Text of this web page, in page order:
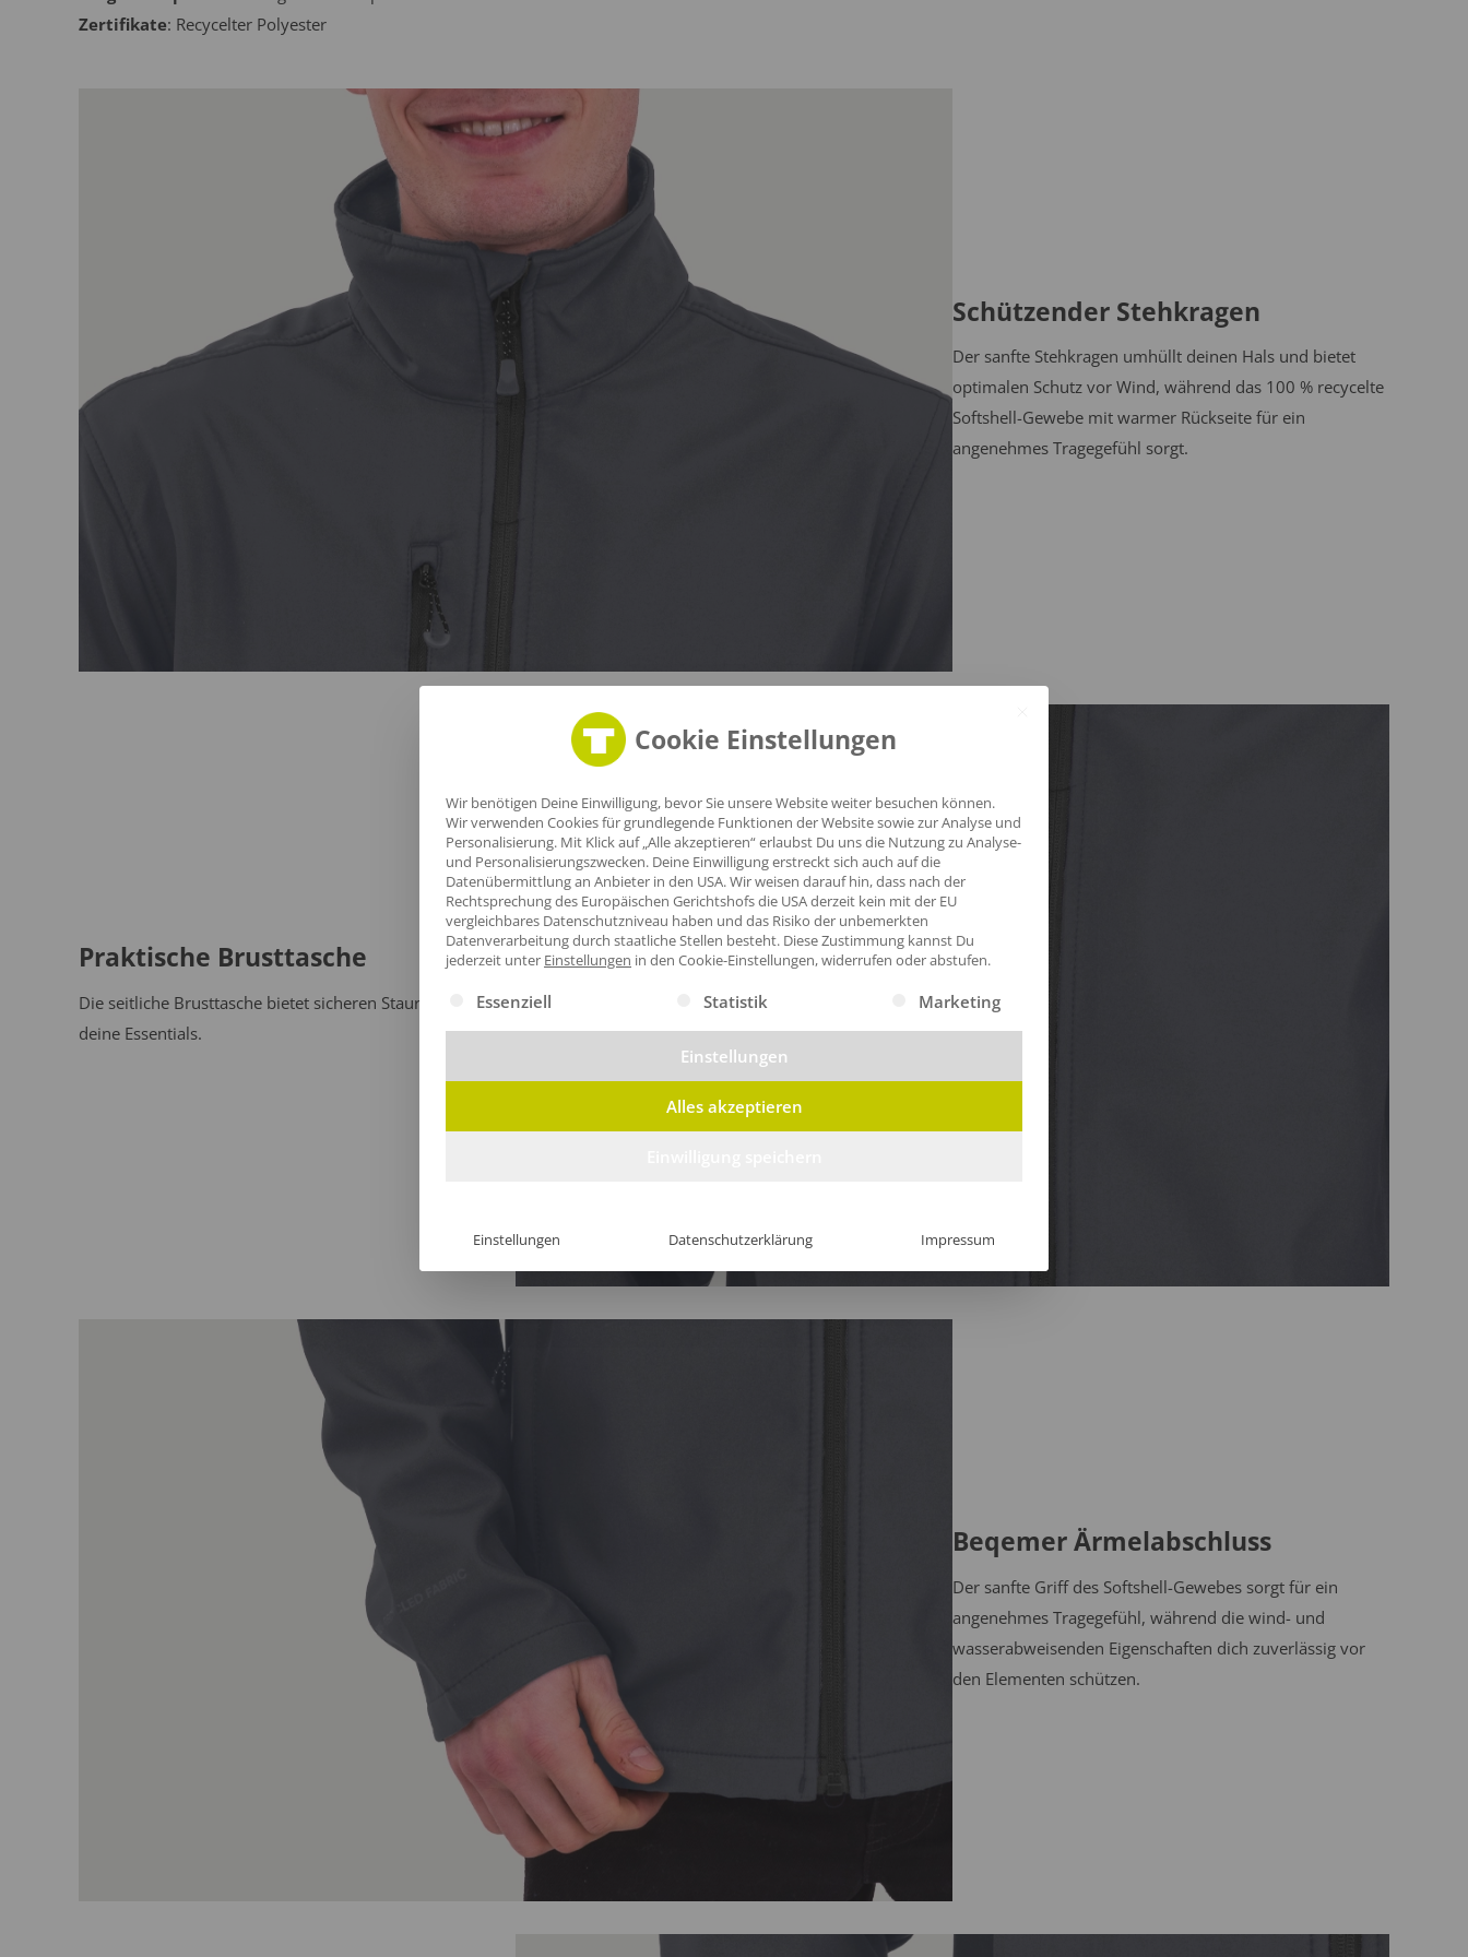
Zertifikate: Recycelter Polyester
Schützender Stehkragen
Der sanfte Stehkragen umhüllt deinen Hals und bietet
optimalen Schutz vor Wind, während das 100 % recycelte
Softshell-Gewebe mit warmer Rückseite für ein
angenehmes Tragegefühl sorgt.
Praktische Brusttasche
Die seitliche Brusttasche bietet sicheren Stauraum für
deine Essentials.
Beqemer Ärmelabschluss
Der sanfte Griff des Softshell-Gewebes sorgt für ein
angenehmes Tragegefühl, während die wind- und
wasserabweisenden Eigenschaften dich zuverlässig vor
den Elementen schützen.
Cookie Einstellungen
Wir benötigen Deine Einwilligung, bevor Sie unsere Website weiter besuchen können.
Wir verwenden Cookies für grundlegende Funktionen der Website sowie zur Analyse und
Personalisierung. Mit Klick auf „Alle akzeptieren“ erlaubst Du uns die Nutzung zu Analyse-
und Personalisierungszwecken. Deine Einwilligung erstreckt sich auch auf die
Datenübermittlung an Anbieter in den USA. Wir weisen darauf hin, dass nach der
Rechtsprechung des Europäischen Gerichtshofs die USA derzeit kein mit der EU
vergleichbares Datenschutzniveau haben und das Risiko der unbemerkten
Datenverarbeitung durch staatliche Stellen besteht. Diese Zustimmung kannst Du
jederzeit unter Einstellungen in den Cookie-Einstellungen, widerrufen oder abstufen.
Es folgt eine Liste der Service-Gruppen, für die eine Einwilligung erteilt werden kann. Die erste Service-Gruppe ist essenziell und kann
Essenziell Statistik Marketing
Einstellungen
Alles akzeptieren
Einstellungen Datenschutzerklärung Impressum